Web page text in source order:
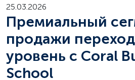
25.03.2026
Премиальный
продажи
уровень с Coral
School